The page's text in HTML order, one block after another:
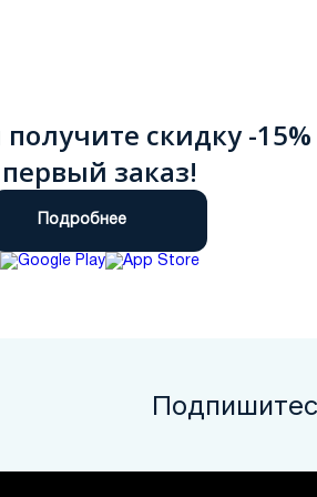
скидку -15%
первый заказ!
Подробнее